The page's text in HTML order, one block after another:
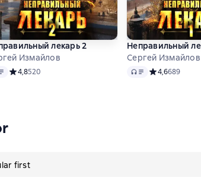
лекарь 2
Измайлов
Средний рейтинг 4,8 на основе 520 оценок
4,8520
Неправильный
Сергей Измайлов
Audio Средний
4,6689
first